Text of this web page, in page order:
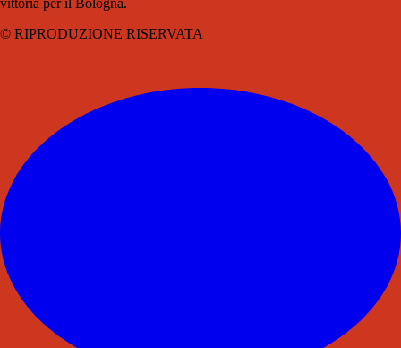
vittoria per il Bologna.
© RIPRODUZIONE RISERVATA